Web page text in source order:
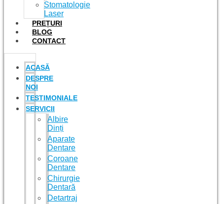
Stomatologie
Laser
PREȚURI
BLOG
CONTACT
ACASĂ
DESPRE
NOI
TESTIMONIALE
SERVICII
Albire
Dinți
Aparate
Dentare
Coroane
Dentare
Chirurgie
Dentară
Detartraj